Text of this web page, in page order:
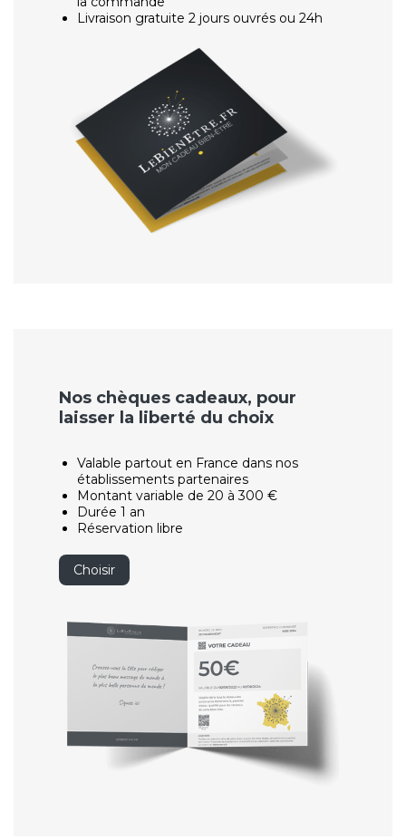
Livraison gratuite 2 jours ouvrés ou 24h
Nos chèques cadeaux, pour
laisser la liberté du choix
Valable partout en France dans nos
établissements partenaires
Montant variable de 20 à 300 €
Durée 1 an
Réservation libre
Choisir